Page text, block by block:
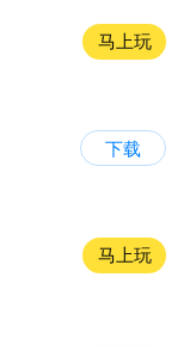
马上玩
下载
马上玩